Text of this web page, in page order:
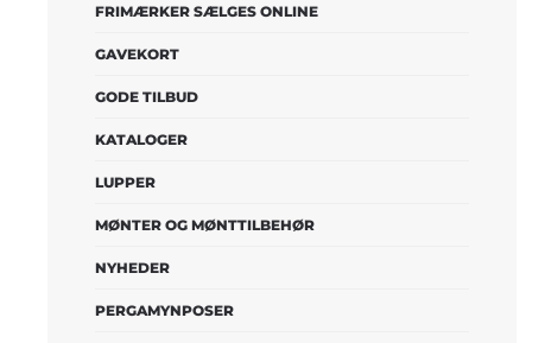
FRIMÆRKER SÆLGES ONLINE
GAVEKORT
GODE TILBUD
KATALOGER
LUPPER
MØNTER OG MØNTTILBEHØR
NYHEDER
PERGAMYNPOSER